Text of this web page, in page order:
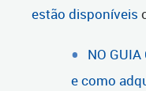
estão disponíveis
NO
e como